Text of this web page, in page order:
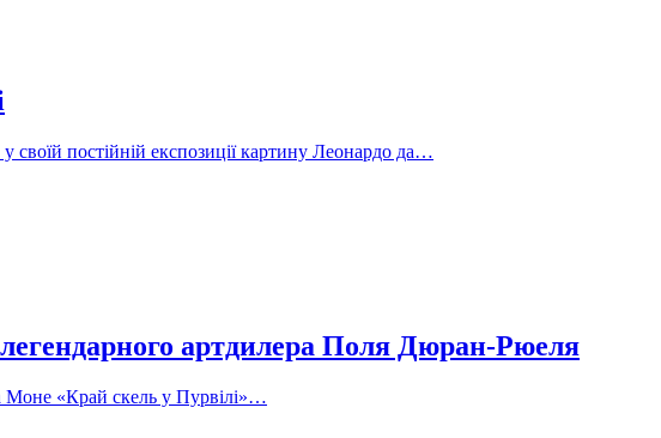
своїй постійній експозиції картину Леонардо да…
артдилера Поля Дюран-Рюеля
Моне «Край скель у Пурвілі»…